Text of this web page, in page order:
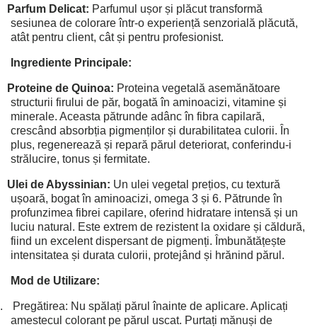
Parfum Delicat: Parfumul ușor și plăcut transformă
sesiunea de colorare într-o experiență senzorială plăcută,
atât pentru client, cât și pentru profesionist.
Ingrediente Principale:
Proteine de Quinoa: Proteina vegetală asemănătoare
structurii firului de păr, bogată în aminoacizi, vitamine și
minerale. Aceasta pătrunde adânc în fibra capilară,
crescând absorbția pigmenților și durabilitatea culorii. În
plus, regenerează și repară părul deteriorat, conferindu-i
strălucire, tonus și fermitate.
Ulei de Abyssinian: Un ulei vegetal prețios, cu textură
ușoară, bogat în aminoacizi, omega 3 și 6. Pătrunde în
profunzimea fibrei capilare, oferind hidratare intensă și un
luciu natural. Este extrem de rezistent la oxidare și căldură,
fiind un excelent dispersant de pigmenți. Îmbunătățește
intensitatea și durata culorii, protejând și hrănind părul.
Mod de Utilizare:
Pregătirea: Nu spălați părul înainte de aplicare. Aplicați
amestecul colorant pe părul uscat. Purtați mănuși de